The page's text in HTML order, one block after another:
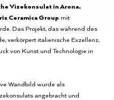
Vizekonsulat in Arona,
Ceramica Group mit
Das Projekt, das während des
verkörpert italienische Exzellenz,
von Kunst und Technologie in
Wandbild wurde als
angebracht und